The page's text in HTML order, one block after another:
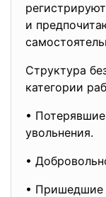
и
Структура
категории
• Потерявшие
увольнения.
•
• Пришедшие